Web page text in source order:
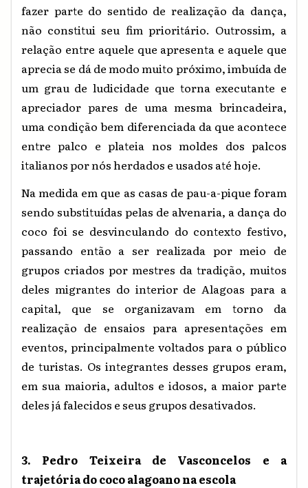
fazer parte do sentido de realização da dança,
não constitui seu fim prioritário. Outrossim, a
relação entre aquele que apresenta e aquele que
aprecia se dá de modo muito próximo, imbuída de
um grau de ludicidade que torna executante e
apreciador pares de uma mesma brincadeira,
uma condição bem diferenciada da que acontece
entre palco e plateia nos moldes dos palcos
italianos por nós herdados e usados até hoje.
Na medida em que as casas de pau-a-pique foram
sendo substituídas pelas de alvenaria, a dança do
coco foi se desvinculando do contexto festivo,
passando então a ser realizada por meio de
grupos criados por mestres da tradição, muitos
deles migrantes do interior de Alagoas para a
capital, que se organizavam em torno da
realização de ensaios para apresentações em
eventos, principalmente voltados para o público
de turistas. Os integrantes desses grupos eram,
em sua maioria, adultos e idosos, a maior parte
deles já falecidos e seus grupos desativados.
3. Pedro Teixeira de Vasconcelos e a
trajetória do coco alagoano na escola